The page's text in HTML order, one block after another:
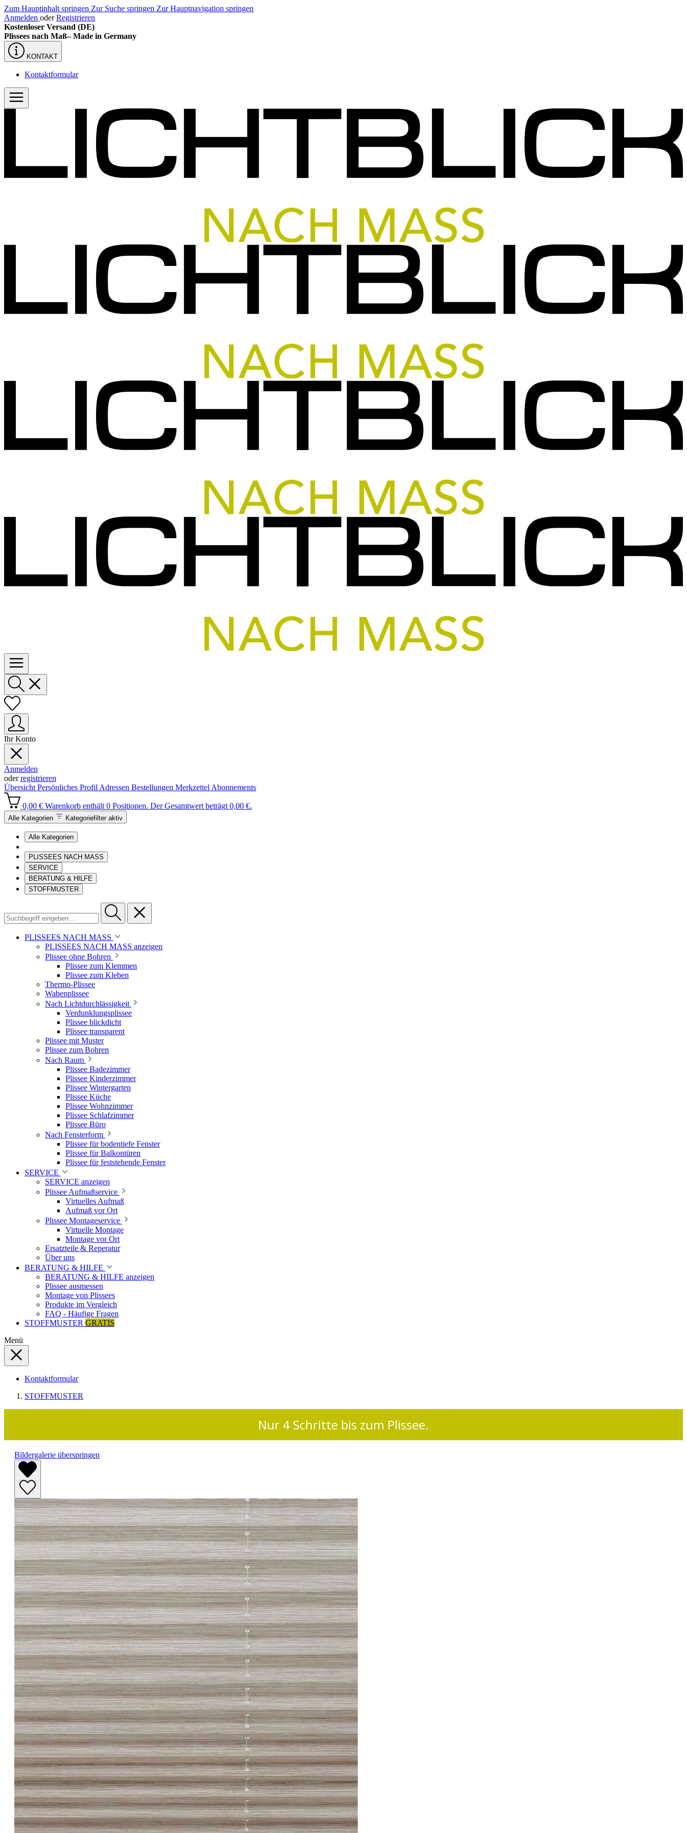
Zum Hauptinhalt springen Zur Suche springen Zur Hauptnavigation springen
Anmelden oder Registrieren
Kostenloser Versand (DE)
Plissees nach Maß–Made in Germany
KONTAKT
Kontaktformular
Ihr Konto
Anmelden
oderregistrieren
Übersicht Persönliches Profil Adressen Bestellungen Merkzettel Abonnements
0,00 € Warenkorb enthält 0 Positionen. Der Gesamtwert beträgt 0,00 €.
Alle Kategorien Kategoriefilter aktiv
Alle Kategorien
PLISSEES NACH MASS
SERVICE
BERATUNG & HILFE
STOFFMUSTER
PLISSEES NACH MASS
PLISSEES NACH MASS anzeigen
Plissee ohne Bohren
Plissee zum Klemmen
Plissee zum Kleben
Thermo-Plissee
Wabenplissee
Nach Lichtdurchlässigkeit
Verdunklungsplissee
Plissee blickdicht
Plissee transparent
Plissee mit Muster
Plissee zum Bohren
Nach Raum
Plissee Badezimmer
Plissee Kinderzimmer
Plissee Wintergarten
Plissee Küche
Plissee Wohnzimmer
Plissee Schlafzimmer
Plissee Büro
Nach Fensterform
Plissee für bodentiefe Fenster
Plissee für Balkontüren
Plissee für feststehende Fenster
SERVICE
SERVICE anzeigen
Plissee Aufmaßservice
Virtuelles Aufmaß
Aufmaß vor Ort
Plissee Montageservice
Virtuelle Montage
Montage vor Ort
Ersatzteile & Reperatur
Über uns
BERATUNG & HILFE
BERATUNG & HILFE anzeigen
Plissee ausmessen
Montage von Plissees
Produkte im Vergleich
FAQ - Häufige Fragen
STOFFMUSTER GRATIS
Menü
Kontaktformular
STOFFMUSTER
Nur 4 Schritte bis zum Plissee.
Bildergalerie überspringen